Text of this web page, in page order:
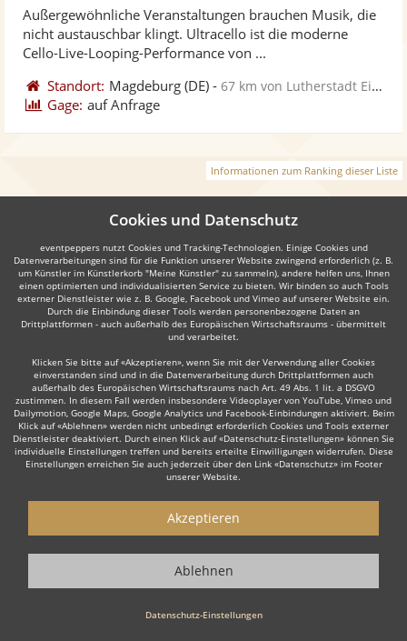
Fotos
5
Außergewöhnliche Veranstaltungen brauchen Musik, die
nicht austauschbar klingt. Ultracello ist die moderne
Cello-Live-Looping-Performance von ...
Standort: Magdeburg (DE) -67 km von Lutherstadt Eisleben
Gage: auf Anfrage
Informationen zum Ranking dieser Liste
Auch interessant:
Dudelsackspieler Musicalsänger Klassik-Sänger
Sie interessanten Solomusiker - also z. B. bestimmte Solomusiker.
Cookies und Datenschutz
eventpeppers nutzt Cookies und Tracking-Technologien. Einige Cookies und
Datenverarbeitungen sind für die Funktion unserer Website zwingend erforderlich (z. B.
um Künstler im Künstlerkorb "Meine Künstler" zu sammeln), andere helfen uns, Ihnen
einen optimierten und individualisierten Service zu bieten. Wir binden so auch Tools
externer Dienstleister wie z. B. Google, Facebook und Vimeo auf unserer Website ein.
Durch die Einbindung dieser Tools werden personenbezogene Daten an
Drittplattformen - auch außerhalb des Europäischen Wirtschaftsraums - übermittelt
und verarbeitet.
Klicken Sie bitte auf «Akzeptieren», wenn Sie mit der Verwendung aller Cookies
einverstanden sind und in die Datenverarbeitung durch Drittplattformen auch
außerhalb des Europäischen Wirtschaftsraums nach Art. 49 Abs. 1 lit. a DSGVO
zustimmen. In diesem Fall werden insbesondere Videoplayer von YouTube, Vimeo und
Dailymotion, Google Maps, Google Analytics und Facebook-Einbindungen aktiviert. Beim
Klick auf «Ablehnen» werden nicht unbedingt erforderlich Cookies und Tools externer
Dienstleister deaktiviert. Durch einen Klick auf «Datenschutz-Einstellungen» können Sie
individuelle Einstellungen treffen und bereits erteilte Einwilligungen widerrufen. Diese
Einstellungen erreichen Sie auch jederzeit über den Link «Datenschutz» im Footer
unserer Website.
Datenschutz-Einstellungen
Akzeptieren
Ablehnen